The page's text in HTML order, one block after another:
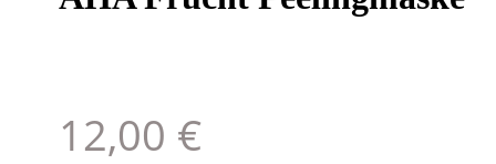
12,00 €